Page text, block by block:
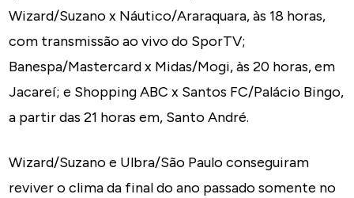
Wizard/Suzano x Náutico/Araraquara, às 18 horas,
com transmissão ao vivo do SporTV;
Banespa/Mastercard x Midas/Mogi, às 20 horas, em
Jacareí; e Shopping ABC x Santos FC/Palácio Bingo,
a partir das 21 horas em, Santo André.
Wizard/Suzano e Ulbra/São Paulo conseguiram
reviver o clima da final do ano passado somente no